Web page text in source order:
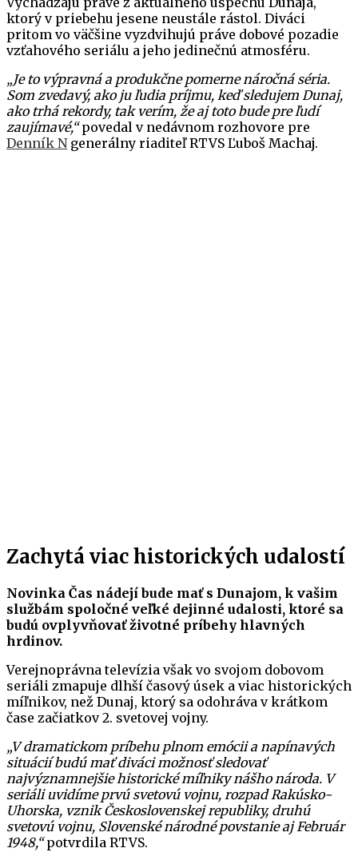
ktorý v priebehu jesene neustále rástol. Diváci
pritom vo väčšine vyzdvihujú práve dobové pozadie
vzťahového seriálu a jeho jedinečnú atmosféru.
„Je to výpravná a produkčne pomerne náročná séria.
Som zvedavý, ako ju ľudia príjmu, keď sledujem Dunaj,
ako trhá rekordy, tak verím, že aj toto bude pre ľudí
zaujímavé,“povedal v nedávnom rozhovore pre
Denník Ngenerálny riaditeľ RTVS Ľuboš Machaj.
Zachytá viac historických udalostí
Novinka Čas nádejí bude mať s Dunajom, k vašim
službám spoločné veľké dejinné udalosti, ktoré sa
budú ovplyvňovať životné príbehy hlavných
hrdinov.
Verejnoprávna televízia však vo svojom dobovom
seriáli zmapuje dlhší časový úsek a viac historických
míľnikov, než Dunaj, ktorý sa odohráva v krátkom
čase začiatkov 2. svetovej vojny.
„V dramatickom príbehu plnom emócii a napínavých
situácií budú mať diváci možnosť sledovať
najvýznamnejšie historické míľniky nášho národa. V
seriáli uvidíme prvú svetovú vojnu, rozpad Rakúsko-
Uhorska, vznik Československej republiky, druhú
svetovú vojnu, Slovenské národné povstanie aj Február
1948,“potvrdila RTVS.